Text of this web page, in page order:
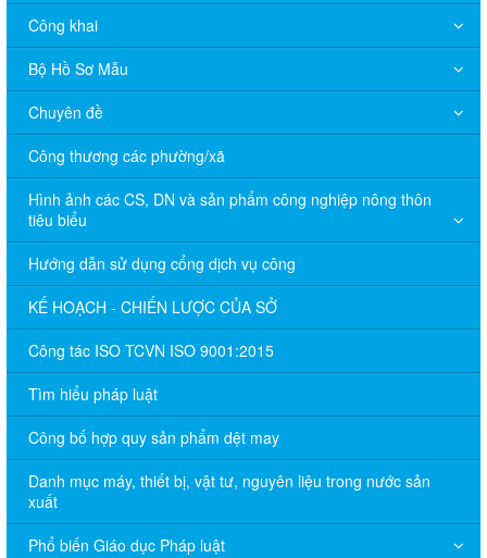
Công khai
Bộ Hồ Sơ Mẫu
Chuyên đề
Công thương các phường/xã
Hình ảnh các CS, DN và sản phẩm công nghiệp nông thôn
tiêu biểu
Hướng dẫn sử dụng cổng dịch vụ công
KẾ HOẠCH - CHIẾN LƯỢC CỦA SỞ
Công tác ISO TCVN ISO 9001:2015
Tìm hiểu pháp luật
Công bố hợp quy sản phẩm dệt may
Danh mục máy, thiết bị, vật tư, nguyên liệu trong nước sản
xuất
Phổ biến Giáo dục Pháp luật